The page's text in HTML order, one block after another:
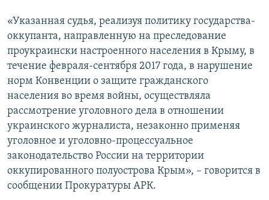
«Указанная судья, реализуя политику государства-
оккупанта, направленную на преследование
проукраински настроенного населения в Крыму, в
течение февраля-сентября 2017 года, в нарушение
норм Конвенции о защите гражданского
населения во время войны, осуществляла
рассмотрение уголовного дела в отношении
украинского журналиста, незаконно применяя
уголовное и уголовно-процессуальное
законодательство России на территории
оккупированного полуострова Крым», – говорится в
сообщении Прокуратуры АРК.